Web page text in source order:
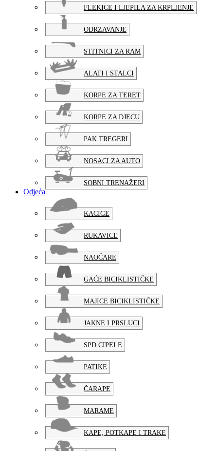
FLEKICE I LJEPILA ZA KRPLJENJE
ODRZAVANJE
STITNICI ZA RAM
ALATI I STALCI
KORPE ZA TERET
KORPE ZA DJECU
PAK TREGERI
NOSACI ZA AUTO
SOBNI TRENAŽERI
Odjeća
KACIGE
RUKAVICE
NAOČARE
GAĆE BICIKLISTIČKE
MAJICE BICIKLISTIČKE
JAKNE I PRSLUCI
SPD CIPELE
PATIKE
ČARAPE
MARAME
KAPE, POTKAPE I TRAKE